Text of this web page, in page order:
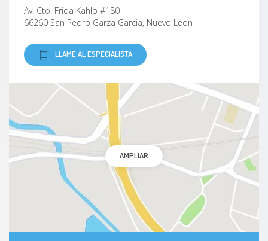
Av. Cto. Frida Kahlo #180
66260 San Pedro Garza Garcia, Nuevo Léon
LLAME AL ESPECIALISTA
AMPLIAR